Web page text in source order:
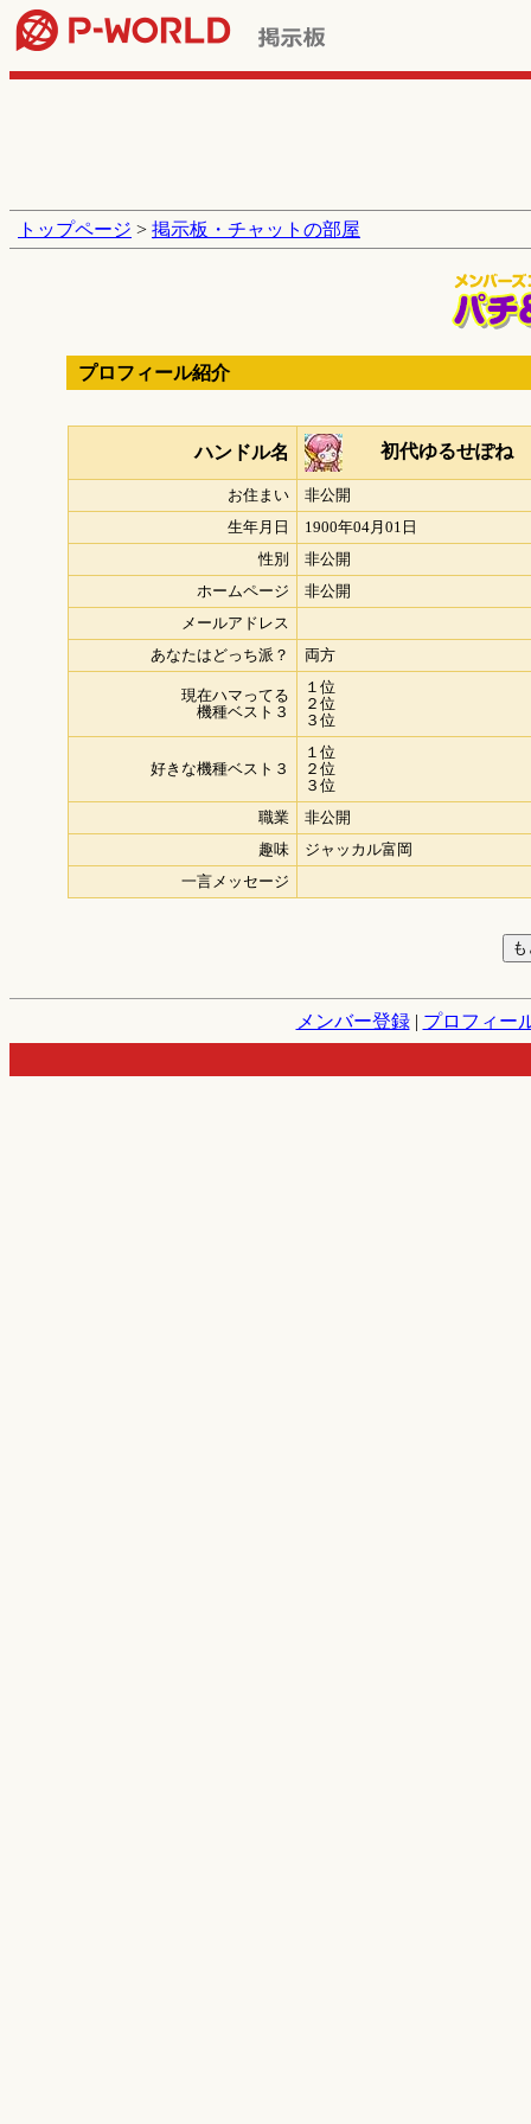
トップページ > 掲示板・チャットの部屋
プロフィール紹介
ハンドル名 初代ゆるせぽね
お住まい
非公開
生年月日
1900年04月01日
性別
非公開
ホームページ
非公開
メールアドレス
あなたはどっち派？
両方
現在ハマってる
機種ベスト３
１位
２位
３位
好きな機種ベスト３
１位
２位
３位
職業
非公開
趣味
ジャッカル富岡
一言メッセージ
メンバー登録| プロフィー